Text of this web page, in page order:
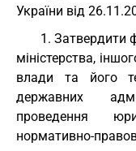
України від
1. Затвердити
міністерства,
влади та його
державних
проведення
нормативно-